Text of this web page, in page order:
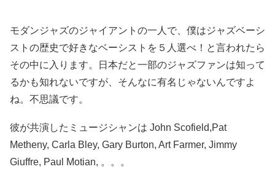
モダンジャズのジャイアントの一人で、僕はジャズベーシ
ストの歴史で好きなベーシストを５人選べ！と言われたら
その中に入ります。日本だと一部のジャズファンは知って
るかも知れないですが、そんなに有名じゃないんですよ
ね。不思議です。
彼が共演したミュージシャンは John Scofield,Pat
Metheny, Carla Bley, Gary Burton, Art Farmer, Jimmy
Giuffre, Paul Motian, 。。。